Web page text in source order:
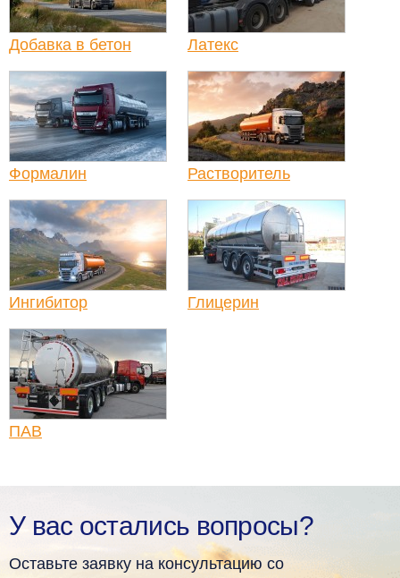
Добавка в бетон Латекс
Формалин Растворитель
Ингибитор Глицерин
ПАВ
У вас остались вопросы?
Оставьте заявку на консультацию со